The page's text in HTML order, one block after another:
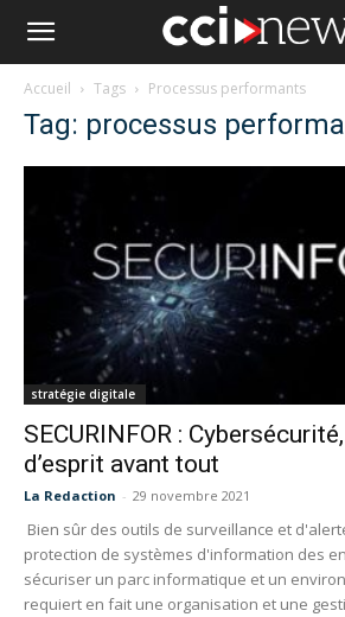
Accueil Tags Processus performants
Tag: processus
stratégie digitale
SECURINFOR :
d’esprit avant tout
La Redaction - 29 novembre 2021
Bien sûr des outils de surveillance et
protection de systèmes d'information des
sécuriser un parc informatique et un
requiert en fait une organisation et une